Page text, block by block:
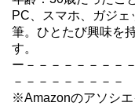
PC、スマホ、ガジ
筆。ひとたび興味を
す。
ー－－－－－－－－
－－－－－－－－－
※Amazonのアソシ